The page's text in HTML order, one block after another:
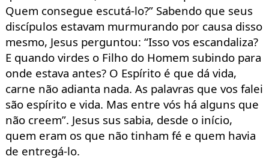
Quem consegue escutá-lo?” Sabendo que seus
discípulos estavam murmurandopor causa disso
mesmo, Jesus perguntou: “Isso vos escandaliza?
E quando virdes o Filho do Homem subindo para
onde estava antes? O Espírito é que dá vida,
carne não adianta nada. As palavras que vos falei
são espírito e vida. Mas entre vós há alguns que
não creem”. Jesus sus sabia, desde o início,
quem eram os que não tinham fé e quem havia
de entregá-lo.